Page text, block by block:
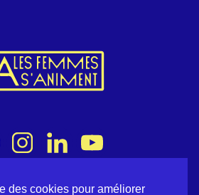
des cookies pour améliorer